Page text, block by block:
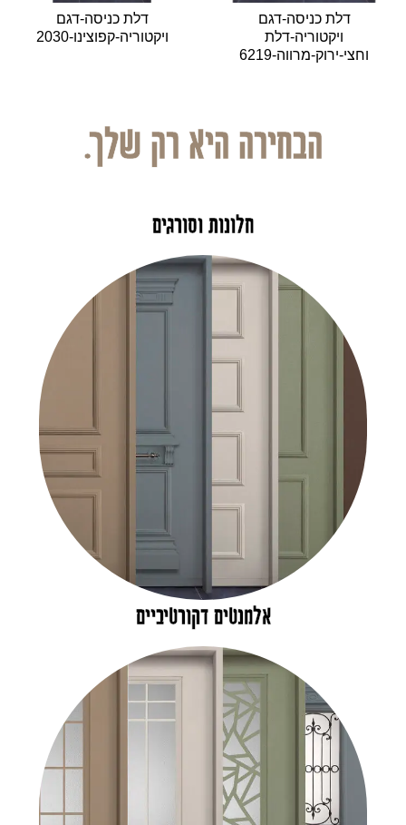
דלת כניסה-דגם
ויקטוריה-דלת
וחצי-ירוק-מרווה-6219
דלת כניסה-דגם
ויקטוריה-קפוצינו-2030
הבחירה היא רק שלך.
חלונות וסורגים
אלמנטים דקורטיביים